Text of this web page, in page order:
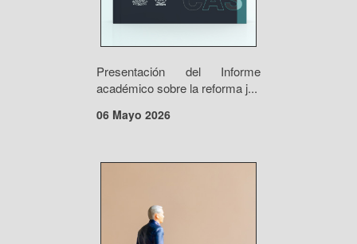
Presentación del Informe
académico sobre la reforma j...
06 Mayo 2026